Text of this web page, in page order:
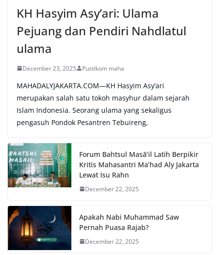
KH Hasyim Asy’ari: Ulama
Pejuang dan Pendiri Nahdlatul
ulama
December 23, 2025 Pustikom maha
MAHADALYJAKARTA.COM—KH Hasyim Asy’ari
merupakan salah satu tokoh masyhur dalam sejarah
Islam Indonesia. Seorang ulama yang sekaligus
pengasuh Pondok Pesantren Tebuireng,
Forum Bahtsul Masā’il Latih Berpikir
Kritis Mahasantri Ma’had Aly Jakarta
Lewat Isu Rahn
December 22, 2025
Apakah Nabi Muhammad Saw
Pernah Puasa Rajab?
December 22, 2025